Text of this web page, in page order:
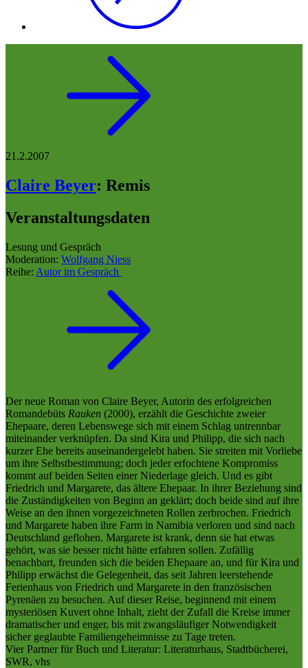
21.2.2007
Claire Beyer: Remis
Veranstaltungsdaten
Lesung und Gespräch
Moderation: Wolfgang Niess
Reihe: Autor im Gespräch
Der neue Roman von Claire Beyer, Autorin des erfolgreichen
Romandebüts Rauken (2000), erzählt die Geschichte zweier
Ehepaare, deren Lebenswege sich mit einem Schlag untrennbar
miteinander verknüpfen. Da sind Kira und Philipp, die sich nach
kurzer Ehe bereits auseinandergelebt haben. Sie streiten mit Vorliebe
um ihre Selbstbestimmung; doch jeder erfochtene Kompromiss
kommt auf beiden Seiten einer Niederlage gleich. Und es gibt
Friedrich und Margarete, das ältere Ehepaar. In ihrer Beziehung sind
die Zuständigkeiten von Beginn an geklärt; doch beide sind auf ihre
Weise an den ihnen vorgezeichneten Rollen zerbrochen. Friedrich
und Margarete haben ihre Farm in Namibia verloren und sind nach
Deutschland geflohen. Margarete ist krank, denn sie hat etwas
gehört, was sie besser nicht hätte erfahren sollen. Zufällig
benachbart, freunden sich die beiden Ehepaare an, und für Kira und
Philipp erwächst die Gelegenheit, das seit Jahren leerstehende
Ferienhaus von Friedrich und Margarete in den französischen
Pyrenäen zu besuchen. Auf dieser Reise, beginnend mit einem
mysteriösen Kuvert ohne Inhalt, zieht der Zufall die Kreise immer
dramatischer und enger, bis mit zwangsläufiger Notwendigkeit
sicher geglaubte Familiengeheimnisse zu Tage treten.
Vier Partner für Buch und Literatur: Literaturhaus, Stadtbücherei,
SWR, vhs